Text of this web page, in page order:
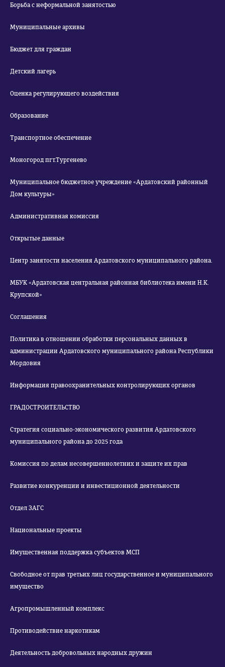
Борьба с неформальной занятостью
Муниципальные архивы
Бюджет для граждан
Детский лагерь
Оценка регулирующего воздействия
Образование
Транспортное обеспечение
Моногород пгт.Тургенево
Муниципальное бюджетное учреждение «Ардатовский районный
Дом культуры»
Административная комиссия
Открытые данные
Центр занятости населения Ардатовского муниципального района.
МБУК «Ардатовская центральная районная библиотека имени Н.К.
Крупской»
Соглашения
Политика в отношении обработки персональных данных в
администрации Ардатовского муниципального района Республики
Мордовия
Информация правоохранительных контролирующих органов
ГРАДОСТРОИТЕЛЬСТВО
Стратегия социально-экономического развития Ардатовского
муниципального района до 2025 года
Комиссия по делам несовершеннолетних и защите их прав
Развитие конкуренции и инвестиционной деятельности
Отдел ЗАГС
Национальные проекты
Имущественная поддержка субъектов МСП
Свободное от прав третьих лиц государственное и муниципального
имущество
Агропромышленный комплекс
Противодействие наркотикам
Деятельность добровольных народных дружин